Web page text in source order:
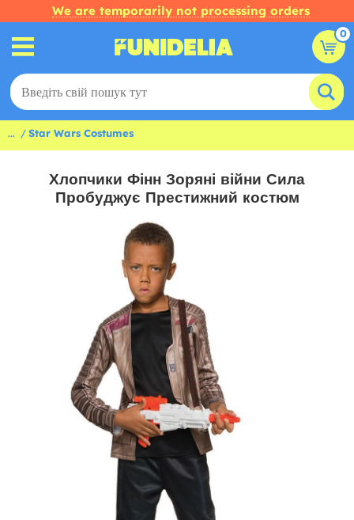
We are temporarily not processing orders
0
... Star Wars Costumes
Хлопчики Фінн Зоряні війни Сила
Пробуджує Престижний костюм